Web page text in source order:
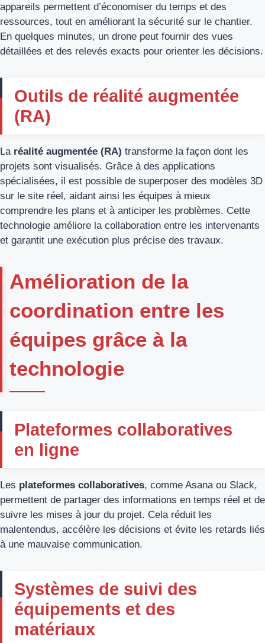
appareils permettent d’économiser du temps et des
ressources, tout en améliorant la sécurité sur le chantier.
En quelques minutes, un drone peut fournir des vues
détaillées et des relevés exacts pour orienter les décisions.
Outils de réalité augmentée
(RA)
La réalité augmentée (RA) transforme la façon dont les
projets sont visualisés. Grâce à des applications
spécialisées, il est possible de superposer des modèles 3D
sur le site réel, aidant ainsi les équipes à mieux
comprendre les plans et à anticiper les problèmes. Cette
technologie améliore la collaboration entre les intervenants
et garantit une exécution plus précise des travaux.
Amélioration de la
coordination entre les
équipes grâce à la
technologie
Plateformes collaboratives
en ligne
Les plateformes collaboratives, comme Asana ou Slack,
permettent de partager des informations en temps réel et de
suivre les mises à jour du projet. Cela réduit les
malentendus, accélère les décisions et évite les retards liés
à une mauvaise communication.
Systèmes de suivi des
équipements et des
matériaux